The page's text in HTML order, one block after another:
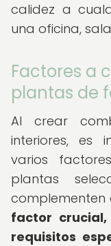
calidez a
una oficina,
Factores a
plantas de
Al crear
interiores, es
varios
plantas
complementen
factor
requisitos